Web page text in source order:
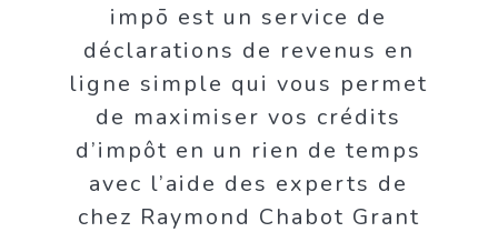
impō est un service de
déclarations de revenus en
ligne simple qui vous permet
de maximiser vos crédits
d’impôt en un rien de temps
avec l’aide des experts de
chez Raymond Chabot Grant